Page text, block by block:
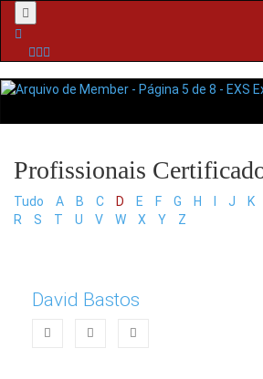
Menu
Tudo A B C D E F G H J K
R
S T U V W X Y Z
David Bastos